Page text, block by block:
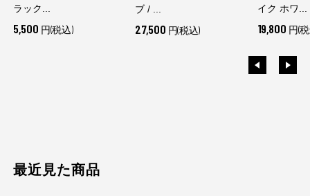
ラック...
5,500 円(税込)
ブ / ...
27,500 円(税込)
イク ホワ...
19,800 円(
最近見た商品